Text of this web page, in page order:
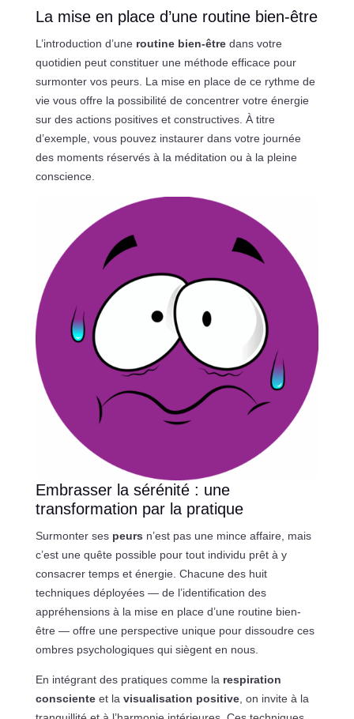
La mise en place d’une routine bien-être
L’introduction d’une routine bien-êtredans votre
quotidien peut constituer une méthode efficace pour
surmonter vos peurs. La mise en place de ce rythme de
vie vous offre la possibilité de concentrer votre énergie
sur des actions positives et constructives. À titre
d’exemple, vous pouvez instaurer dans votre journée
des moments réservés à la méditation ou à la pleine
conscience.
Embrasser la sérénité : une
transformation par la pratique
Surmonter ses peurs n’est pas une mince affaire, mais
c’est une quête possible pour tout individu prêt à y
consacrer temps et énergie. Chacune des huit
techniques déployées — de l’identification des
appréhensions à la mise en place d’une routine bien-
être — offre une perspective unique pour dissoudre ces
ombres psychologiques qui siègent en nous.
En intégrant des pratiques comme la respiration
conscienteet la visualisation positive, on invite à la